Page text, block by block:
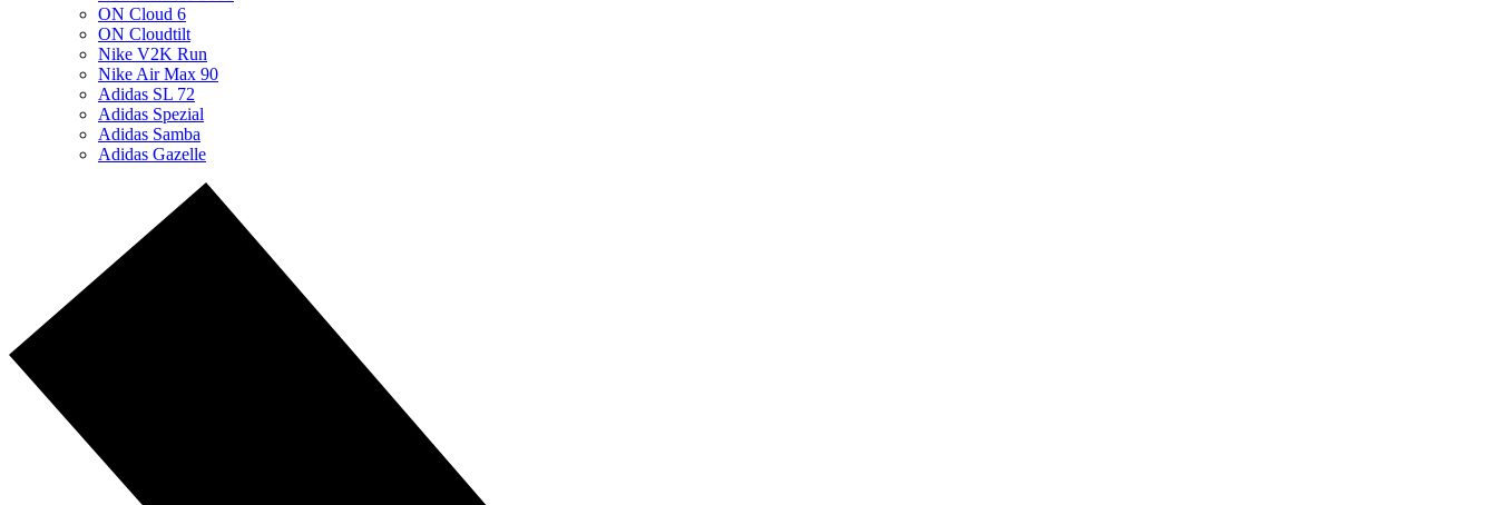
ON Cloud 6
ON Cloudtilt
Nike V2K Run
Nike Air Max 90
Adidas SL 72
Adidas Spezial
Adidas Samba
Adidas Gazelle